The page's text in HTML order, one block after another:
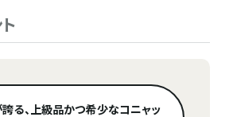
る、上級品かつ希少なコニャッ